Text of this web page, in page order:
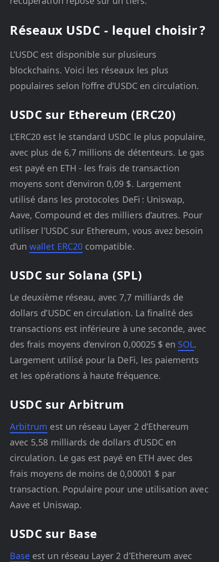
Réseaux USDC - lequel choisir ?
L’USDC est disponible sur plusieurs
blockchains. Voici les réseaux les plus
populaires selon l’offre d’USDC en circulation.
USDC sur Ethereum (ERC20)
L’ERC20 est le standard USDC le plus populaire,
avec plus de 6,7 millions de détenteurs. Le gas
est payé en ETH - les frais de transaction
moyens sont d’environ 0,09 $. Largement
utilisé dans les protocoles DeFi : Uniswap,
Aave, Compound et des milliers d’autres. Pour
utiliser l’USDC sur Ethereum, vous avez besoin
d’unwallet ERC20compatible.
USDC sur Solana (SPL)
Le deuxième réseau, avec 7,7 milliards de
dollars d’USDC en circulation. La finalité des
transactions est inférieure à une seconde, avec
des frais moyens d’environ 0,00025 $ en SOL.
Largement utilisé pour la DeFi, les paiements
et les opérations à haute fréquence.
USDC sur Arbitrum
Arbitrum est un réseau Layer 2 d’Ethereum
avec 5,58 milliards de dollars d’USDC en
circulation. Le gas est payé en ETH avec des
frais moyens de moins de 0,00001 $ par
transaction. Populaire pour une utilisation avec
Aave et Uniswap.
USDC sur Base
Base est un réseau Layer 2 d’Ethereum avec